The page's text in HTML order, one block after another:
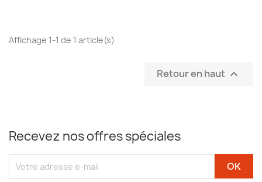
Affichage 1-1 de 1 article(s)
Retour en haut 
Recevez nos offres spéciales